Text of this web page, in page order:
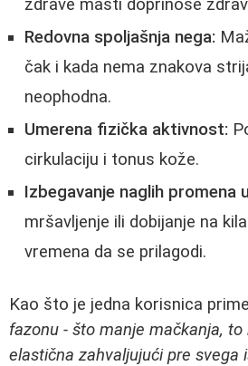
zdrave masti doprinose
Redovna spoljašnja nega:
čak i kada nema znakova
neophodna.
Umerena fizička aktivnost:
cirkulaciju i tonus kože.
Izbegavanje naglih promena
mršavljenje ili dobijanje na
vremena da se prilagodi.
Kao što je jedna korisnica
fazonu - što manje mačkanja, to
elastična zahvaljujući pre svega